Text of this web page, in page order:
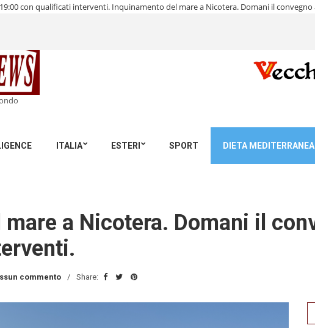
con qualificati interventi. Inquinamento del mare a Nicotera. Domani il
ITALIA ESTERI SPORT DIETA MEDITERRANEA
a Nicotera. Domani il
commento Share: